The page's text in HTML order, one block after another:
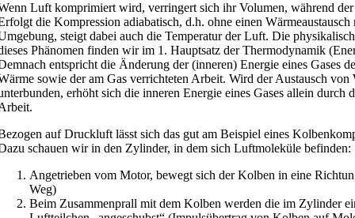
Luft komprimiert wird, verringert sich ihr Volumen, während
die Kompression adiabatisch, d.h. ohne einen Wärmeaustausch
steigt dabei auch die Temperatur der Luft. Die
Phänomen finden wir im 1. Hauptsatz der Thermodynamik
entspricht die Änderung der (inneren) Energie eines Gases
sowie der am Gas verrichteten Arbeit. Wird der Austausch von
erhöht sich die inneren Energie eines Gases allein durch
auf Druckluft lässt sich das gut am Beispiel eines
schauen wir in den Zylinder, in dem sich Luftmoleküle befinden:
Angetrieben vom Motor, bewegt sich der Kolben in eine
Weg)
Beim Zusammenprall mit dem Kolben werden die im Zylinder